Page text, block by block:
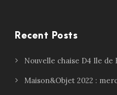
Recent Posts
Nouvelle chaise D4 Ile de
Maison&Objet 2022 :